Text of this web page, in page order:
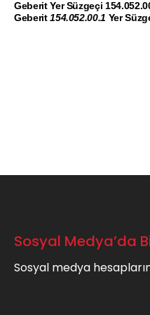
Geberit Yer Süzgeçi
Geberit154.052.00.1 Yer
Sosyal Medya’da
Sosyal medya